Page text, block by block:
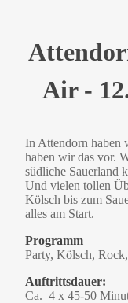
Air -
In Attendorn haben
haben wir das vor.
südliche Sauerland
Und vielen tollen
Kölsch bis zum
alles am Start.
Programm
Party, Kölsch,
Auftrittsdauer:
Ca. 4 x 45-50